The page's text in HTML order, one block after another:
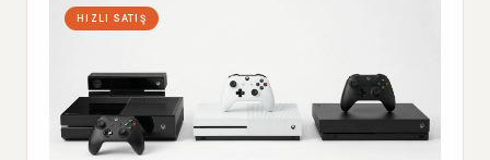
HIZLI SATIŞ